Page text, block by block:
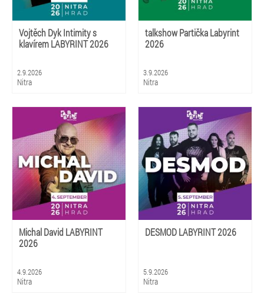
Vojtěch Dyk Intimity s
klavírem LABYRINT 2026
2.9.2026
Nitra
talkshow Partička Labyrint
2026
3.9.2026
Nitra
Michal David LABYRINT
2026
4.9.2026
Nitra
DESMOD LABYRINT 2026
5.9.2026
Nitra